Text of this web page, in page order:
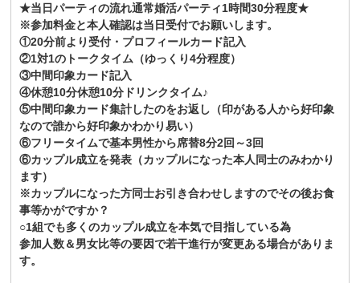
★当日パーティの流れ通常婚活パーティ1時間30分程度★
※参加料金と本人確認は当日受付でお願いします。
①20分前より受付・プロフィールカード記入
②1対1のトークタイム（ゆっくり4分程度）
③中間印象カード記入
④休憩10分休憩10分ドリンクタイム♪
⑤中間印象カード集計したのをお返し（印がある人から好印象
なので誰から好印象かわかり易い）
⑥フリータイムで基本男性から席替8分2回～3回
⑥カップル成立を発表（カップルになった本人同士のみわかり
ます）
※カップルになった方同士お引き合わせしますのでその後お食
事等かがですか？
○1組でも多くのカップル成立を本気で目指している為
参加人数＆男女比等の要因で若干進行が変更ある場合がありま
す。